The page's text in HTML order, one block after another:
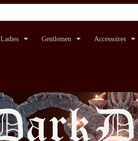
Ladies Gentlemen Accessoires